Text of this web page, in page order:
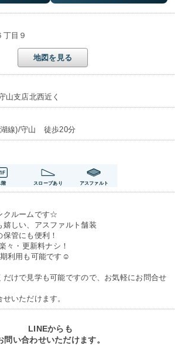
丁目９
地図を見る
山支店北西近く
線)/守山 徒歩20分
階 スロープあり アスファルト
クルームです☆
嬉しい、アスファルト舗装
管にも便利！
々・更新料ナシ！
利用も可能です☺
だけで見学も可能ですので、お気軽にお問合せ
いただけます。
LINEからも
問い合わせいただけます。